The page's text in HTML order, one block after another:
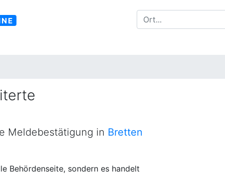
Meldebestätigung in Bretten
Behördenseite, sondern es handelt